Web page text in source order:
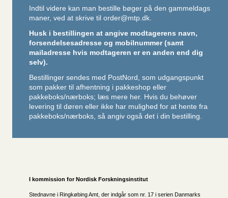
Indtil videre kan man bestille bøger på den gammeldags
maner, ved at skrive til order@mtp.dk.
Husk i bestillingen at angive modtagerens navn,
forsendelsesadresse og mobilnummer (samt
mailadresse hvis modtageren er en anden end dig
selv).
Bestillinger sendes med PostNord, som udgangspunkt
som pakker til afhentning i pakkeshop eller
pakkeboks/nærboks; læs mere her. Hvis du behøver
levering til døren eller ikke har mulighed for at hente fra
pakkeboks/nærboks, så angiv også det i din bestilling.
I kommission forNordisk Forskningsinstitut
Stednavne i Ringkøbing Amt, der indgår som nr. 17 i serien Danmarks